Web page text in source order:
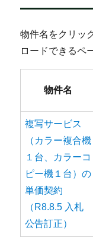
物件名をクリッ
ロードできるペ
物件名
複写サービス
（カラー複合機
１台、カラーコ
ピー機１台）の
単価契約
（R8.8.5 入札
公告訂正）